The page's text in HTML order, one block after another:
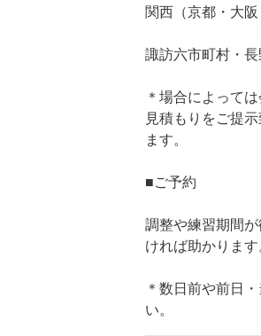
関西（京都・大
諏訪六市町村・
＊場合によって
見積もりをご提
ます。
■ご予約
調整や練習期間
ければ助かります
＊数日前や前日
い。